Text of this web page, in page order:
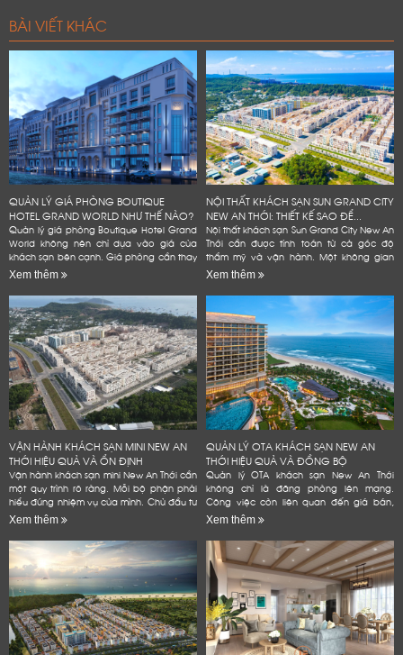
BÀI VIẾT KHÁC
QUẢN LÝ GIÁ PHÒNG BOUTIQUE
HOTEL GRAND WORLD NHƯ THẾ NÀO?
Quản lý giá phòng Boutique Hotel Grand
World không nên chỉ dựa vào giá của
khách sạn bên cạnh. Giá phòng cần thay
đổi theo mùa, ngày trong tuần và lượng
phòng còn lại. Chủ khách sạn...
Xem thêm
NỘI THẤT KHÁCH SẠN SUN GRAND CITY
NEW AN THỚI: THIẾT KẾ SAO ĐỂ...
Nội thất khách sạn Sun Grand City New An
Thới cần được tính toán từ cả góc độ
thẩm mỹ và vận hành. Một không gian
đẹp có thể tạo ấn tượng ban đầu. Tuy
nhiên, khách sạn còn...
Xem thêm
VẬN HÀNH KHÁCH SẠN MINI NEW AN
THỚI HIỆU QUẢ VÀ ỔN ĐỊNH
Vận hành khách sạn mini New An Thới cần
một quy trình rõ ràng. Mỗi bộ phận phải
hiểu đúng nhiệm vụ của mình. Chủ đầu tư
cũng cần kiểm soát phòng, giá bán và
Xem thêm
QUẢN LÝ OTA KHÁCH SẠN NEW AN
THỚI HIỆU QUẢ VÀ ĐỒNG BỘ
Quản lý OTA khách sạn New An Thới
không chỉ là đăng phòng lên mạng.
Công việc còn liên quan đến giá bán,
tồn phòng và đánh giá. Một quy trình rõ
Xem thêm